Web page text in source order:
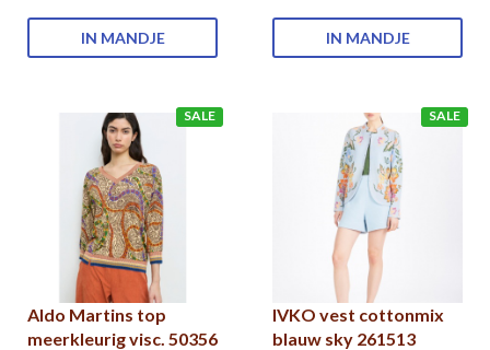
IN MANDJE IN MANDJE
SALE
Aldo Martins top
meerkleurig visc. 50356
SALE
IVKO vest cottonmix
blauw sky 261513